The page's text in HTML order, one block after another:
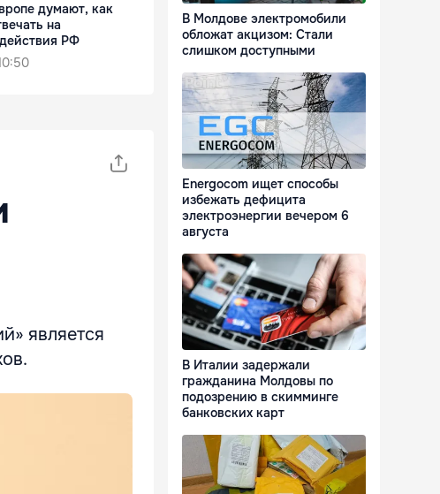
думают, как
на
РФ
является
В Молдове электромобили
обложат акцизом: Стали
слишком доступными
Energocom ищет способы
избежать дефицита
электроэнергии вечером 6
августа
В Италии задержали
гражданина Молдовы по
подозрению в скимминге
банковских карт